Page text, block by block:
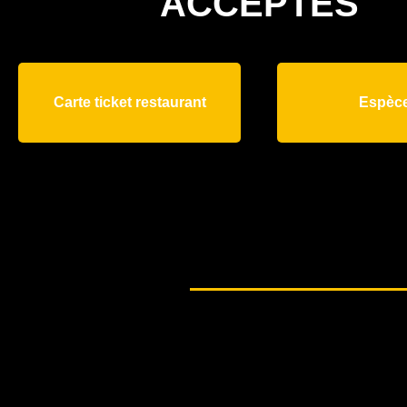
Carte ticket restaurant